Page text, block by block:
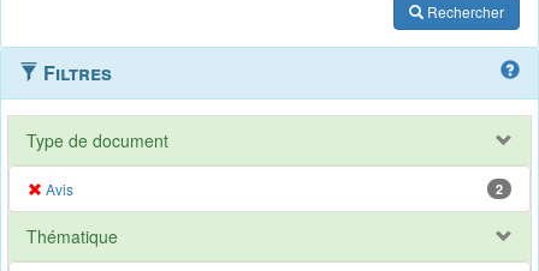
Rechercher
Filtres
Type de document
Avis 2
Thématique